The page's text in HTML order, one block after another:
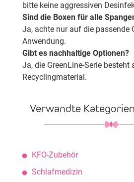
bitte keine aggressiven
Sind die Boxen für alle
Ja, achte nur auf die passende
Anwendung.
Gibt es nachhaltige Optionen?
Ja, die GreenLine-Serie besteht
Recyclingmaterial.
Verwandte
KFO-Zubehör
Schlafmedizin